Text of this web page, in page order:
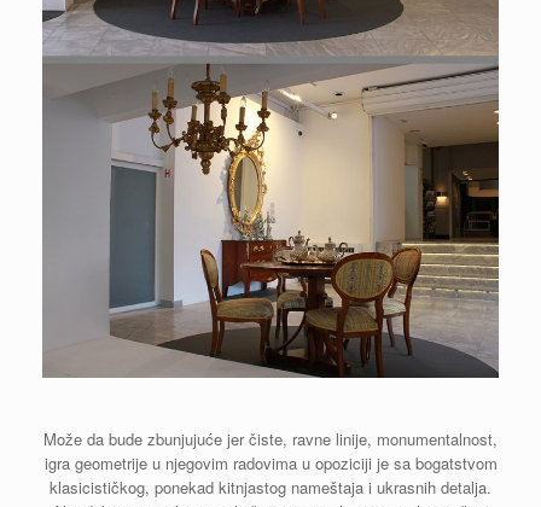
Može da bude zbunjujuće jer čiste, ravne linije, monumentalnost,
igra geometrije u njegovim radovima u opoziciji je sa bogatstvom
klasicističkog, ponekad kitnjastog nameštaja i ukrasnih detalja.